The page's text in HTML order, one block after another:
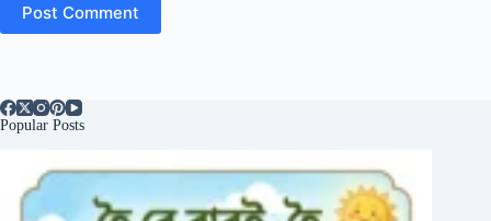
Post Comment
Popular Posts